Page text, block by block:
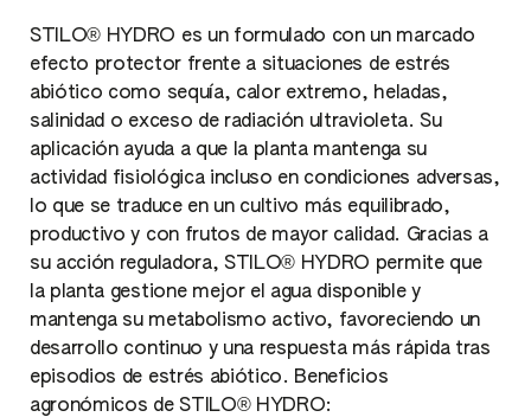
STILO® HYDRO es un formulado con un marcado
efecto protector frente a situaciones de estrés
abiótico como sequía, calor extremo, heladas,
salinidad o exceso de radiación ultravioleta. Su
aplicación ayuda a que la planta mantenga su
actividad fisiológica incluso en condiciones adversas,
lo que se traduce en un cultivo más equilibrado,
productivo y con frutos de mayor calidad. Gracias a
su acción reguladora, STILO® HYDRO permite que
la planta gestione mejor el agua disponible y
mantenga su metabolismo activo, favoreciendo un
desarrollo continuo y una respuesta más rápida tras
episodios de estrés abiótico. Beneficios
agronómicos de STILO® HYDRO: